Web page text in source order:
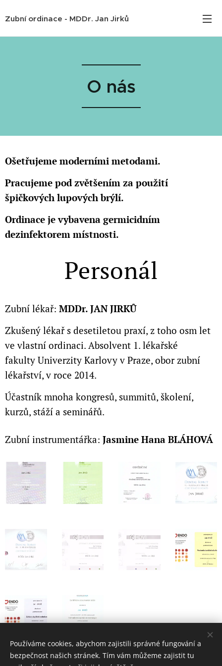
Zubní ordinace - MDDr. Jan Jirků
O nás
Ošetřujeme moderními metodami.
Pracujeme pod zvětšením za použití
špičkových lupových brýlí.
Ordinace je vybavena germicidním
dezinfektorem místnosti.
Personál
Zubní lékař: MDDr. JAN JIRKŮ
Zkušený lékař s desetiletou praxí, z toho osm let
ve vlastní ordinaci. Absolvent 1. lékařské
fakulty Univerzity Karlovy v Praze, obor zubní
lékařství, v roce 2014.
Účastník mnoha kongresů, summitů, školení,
kurzů, stáží a seminářů.
Zubní instrumentářka: Jasmine Hana BLÁHOVÁ
Používáme cookies, abychom zajistili správné fungování a
bezpečnost našich stránek. Tím vám můžeme zajistit tu